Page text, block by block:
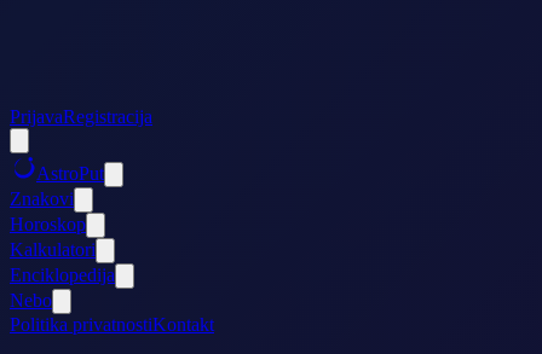
PrijavaRegistracija
AstroPut
Znakovi
Horoskop
Kalkulatori
Enciklopedija
Nebo
Politika privatnostiKontakt